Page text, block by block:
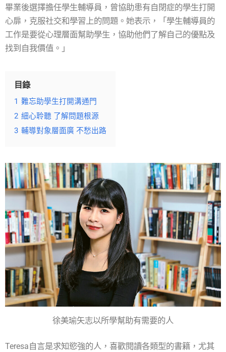
畢業後選擇擔任學生輔導員，曾協助患有自閉症的學生打開
心扉，克服社交和學習上的問題。她表示，「學生輔導員的
工作是要從心理層面幫助學生，協助他們了解自己的優點及
找到自我價值。」
目錄
1 難忘助學生打開溝通門
2 細心聆聽 了解問題根源
3 輔導對象層面廣 不愁出路
徐美瑜矢志以所學幫助有需要的人
Teresa自言是求知慾強的人，喜歡閱讀各類型的書籍，尤其